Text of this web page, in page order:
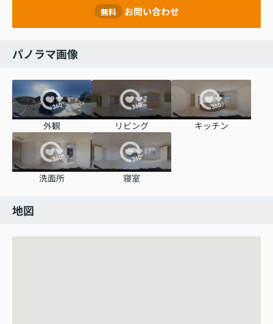
無料 お問い合わせ
パノラマ画像
外観 リビング キッチン
洗面所 寝室
地図